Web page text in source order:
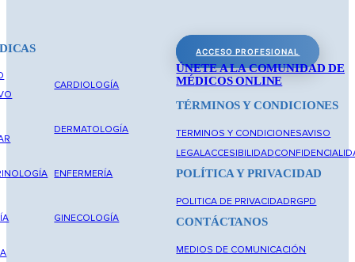
CARDIOLOGÍA
DERMATOLOGÍA
ENFERMERÍA
GINECOLOGÍA
ACCESO PROFESIONAL
ÚNETE A LA COMUNIDAD DE
MÉDICOS ONLINE
TÉRMINOS Y CONDICIONES
TERMINOS Y CONDICIONESAVISO
LEGALACCESIBILIDAD
POLÍTICA Y PRIVACIDAD
POLITICA DE PRIVACIDADRGPD
CONTÁCTANOS
MEDIOS DE COMUNICACIÓN